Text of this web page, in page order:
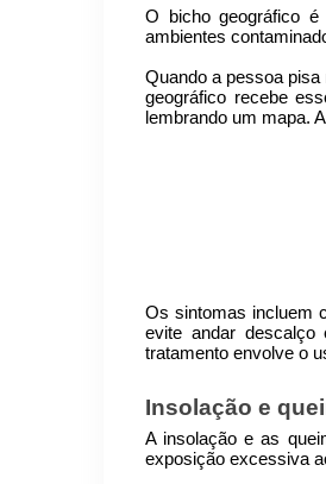
O bicho geográfico é
ambientes
Quando a pessoa
geográfico recebe
lembrando um mapa.
Os sintomas incluem
evite andar
tratamento envolve o
Insolação e
A insolação e as
exposição excessiva